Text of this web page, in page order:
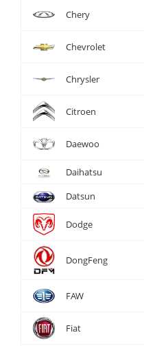
Chery
Chevrolet
Chrysler
Citroen
Daewoo
Daihatsu
Datsun
Dodge
DongFeng
FAW
Fiat